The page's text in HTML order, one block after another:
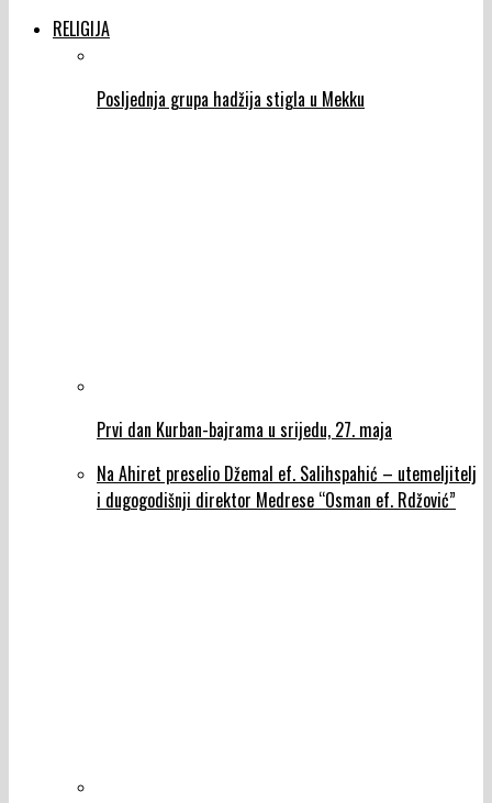
RELIGIJA
Posljednja grupa hadžija stigla u Mekku
Prvi dan Kurban-bajrama u srijedu, 27. maja
Na Ahiret preselio Džemal ef. Salihspahić – utemeljitelj
i dugogodišnji direktor Medrese “Osman ef. Rdžović”